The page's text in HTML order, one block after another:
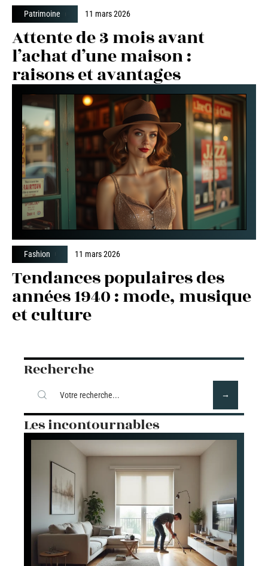
Patrimoine 11 mars 2026
Attente de 3 mois avant
l’achat d’une maison :
raisons et avantages
Fashion 11 mars 2026
Tendances populaires des
années 1940 : mode, musique
et culture
Recherche
Les incontournables